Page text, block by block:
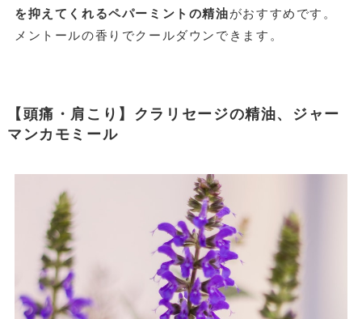
を抑えてくれるペパーミントの精油がおすすめです。
メントールの香りでクールダウンできます。
【頭痛・肩こり】クラリセージの精油、ジャー
マンカモミール